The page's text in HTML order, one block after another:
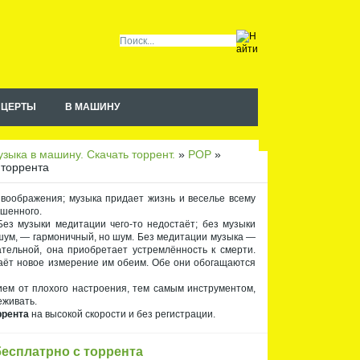
В МАШИНУ
ие
в машину. Скачать торрент. » POP »
музыка придает жизнь и веселье всему
музыки медитации чего-то недостаёт; без музыки
— гармоничный, но шум. Без медитации музыка —
она приобретает устремлённость к смерти.
новое измерение им обеим. Обе они обогащаются
от плохого настроения, тем самым инструментом,
на высокой скорости и без регистрации.
с торрента